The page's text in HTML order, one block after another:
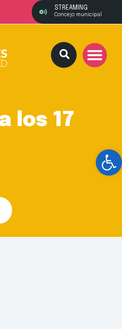
STREAMING
Concejo municipal
los 17